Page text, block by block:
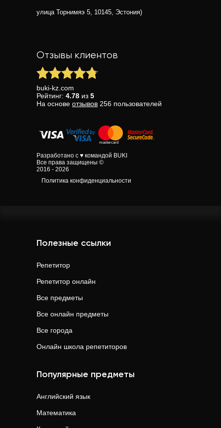
улица Торнимяэ 5, 10145, Эстония)
Отзывы клиентов
buki-kz.com
Рейтинг: 4.78 из 5
На основе отзывов 256 пользователей
Разработано с ♥ командой BUKI
Все права защищены ©
2016 - 2026
Политика конфиденциальности
Полезные ссылки
Репетитор
Репетитор онлайн
Все предметы
Все онлайн предметы
Все города
Онлайн школа репетиторов
Популярные предметы
Английский язык
Математика